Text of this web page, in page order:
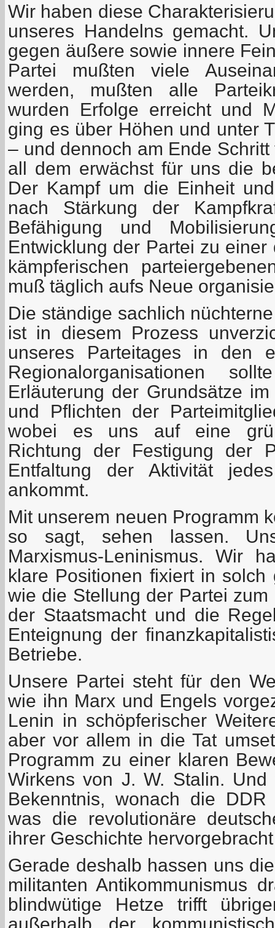
Wir haben diese
unseres Handelns gemacht.
gegen äußere sowie innere
Partei mußten viele
werden, mußten alle
wurden Erfolge erreicht und
ging es über Höhen und unter
– und dennoch am Ende
all dem erwächst für uns die
Der Kampf um die Einheit
nach Stärkung der
Befähigung und
Entwicklung der Partei zu
kämpferischen
muß täglich aufs Neue
Die ständige sachlich
ist in diesem Prozess
unseres Parteitages in den
Regionalorganisationen
Erläuterung der Grundsätze
und Pflichten der
wobei es uns auf eine
Richtung der Festigung der
Entfaltung der Aktivität
ankommt.
Mit unserem neuen Programm
so sagt, sehen lassen.
Marxismus-Leninismus. Wir
klare Positionen fixiert in solch
wie die Stellung der Partei
der Staatsmacht und die
Enteignung der
Betriebe.
Unsere Partei steht für den
wie ihn Marx und Engels
Lenin in schöpferischer
aber vor allem in die Tat
Programm zu einer klaren
Wirkens von J. W. Stalin.
Bekenntnis, wonach die
was die revolutionäre
ihrer Geschichte
Gerade deshalb hassen uns
militanten Antikommunismus
blindwütige Hetze trifft
außerhalb der